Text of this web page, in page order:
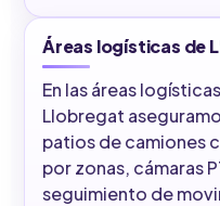
Áreas logísticas de
En las áreas
Llobregat
patios de camiones
por zonas, cámaras
seguimiento de